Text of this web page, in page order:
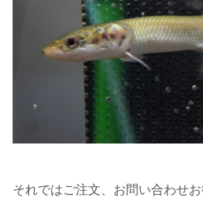
それではご注文、お問い合わせ